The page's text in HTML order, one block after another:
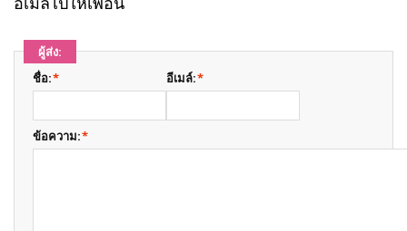
ผู้ส่ง:
*
ชื่อ: *
อีเมล์:
*
ข้อความ: